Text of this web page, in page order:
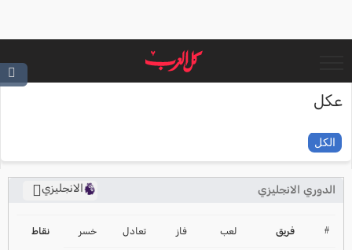
عكل
الكل
الدوري الانجليزي
الانجليزي
2024-2025 # فريق لعب فاز تعادل خسر نقاط